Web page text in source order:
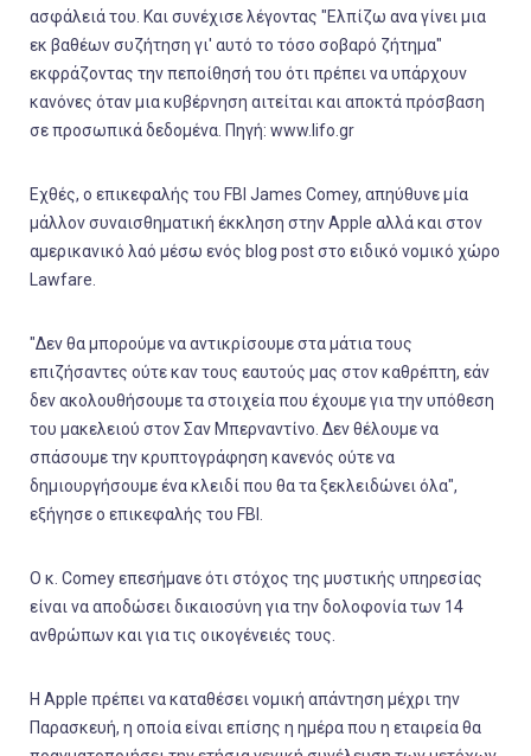
ασφάλειά του. Και συνέχισε λέγοντας "Ελπίζω ανα γίνει μια
εκ βαθέων συζήτηση γι' αυτό το τόσο σοβαρό ζήτημα"
εκφράζοντας την πεποίθησή του ότι πρέπει να υπάρχουν
κανόνες όταν μια κυβέρνηση αιτείται και αποκτά πρόσβαση
σε προσωπικά δεδομένα. Πηγή: www.lifo.gr
Εχθές, ο επικεφαλής του FBI James Comey, απηύθυνε μία
μάλλον συναισθηματική έκκληση στην Apple αλλά και στον
αμερικανικό λαό μέσω ενός blog post στο ειδικό νομικό χώρο
Lawfare.
"Δεν θα μπορούμε να αντικρίσουμε στα μάτια τους
επιζήσαντες ούτε καν τους εαυτούς μας στον καθρέπτη, εάν
δεν ακολουθήσουμε τα στοιχεία που έχουμε για την υπόθεση
του μακελειού στον Σαν Μπερναντίνο. Δεν θέλουμε να
σπάσουμε την κρυπτογράφηση κανενός ούτε να
δημιουργήσουμε ένα κλειδί που θα τα ξεκλειδώνει όλα",
εξήγησε ο επικεφαλής του FBI.
Ο κ. Comey επεσήμανε ότι στόχος της μυστικής υπηρεσίας
είναι να αποδώσει δικαιοσύνη για την δολοφονία των 14
ανθρώπων και για τις οικογένειές τους.
Η Apple πρέπει να καταθέσει νομική απάντηση μέχρι την
Παρασκευή, η οποία είναι επίσης η ημέρα που η εταιρεία θα